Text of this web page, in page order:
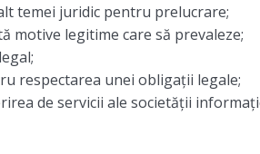
temei juridic pentru prelucrare;
motive legitime care să prevaleze;
respectarea unei obligații legale;
de servicii ale societății